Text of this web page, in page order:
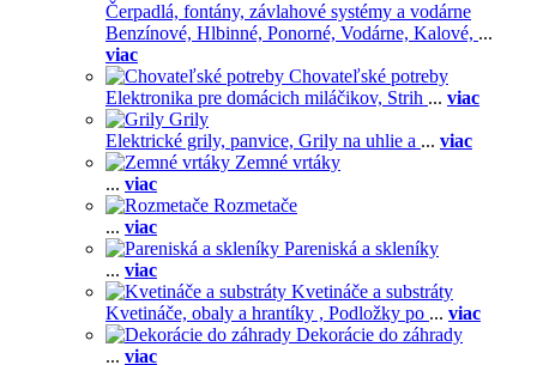
Čerpadlá, fontány, závlahové systémy a vodárne
Benzínové, Hlbinné, Ponorné, Vodárne, Kalové, ...
viac
Chovateľské potreby
Elektronika pre domácich miláčikov, Strih ... viac
Grily
Elektrické grily, panvice, Grily na uhlie a ... viac
Zemné vrtáky
... viac
Rozmetače
... viac
Pareniská a skleníky
... viac
Kvetináče a substráty
Kvetináče, obaly a hrantíky , Podložky po ... viac
Dekorácie do záhrady
... viac